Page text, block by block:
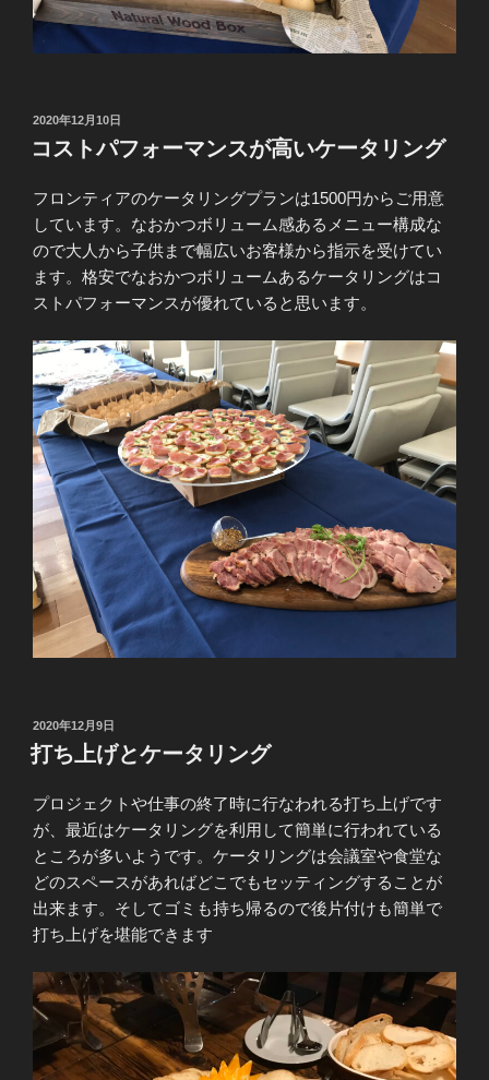
投
日:
2020年12月10日
コストパフォーマンスが高いケータリング
フロンティアのケータリングプランは1500円からご用意
しています。なおかつボリューム感あるメニュー構成な
ので大人から子供まで幅広いお客様から指示を受けてい
ます。格安でなおかつボリュームあるケータリングはコ
ストパフォーマンスが優れていると思います。
投
稿
日:
2020年12月9日
打ち上げとケータリング
プロジェクトや仕事の終了時に行なわれる打ち上げです
が、最近はケータリングを利用して簡単に行われている
ところが多いようです。ケータリングは会議室や食堂な
どのスペースがあればどこでもセッティングすることが
出来ます。そしてゴミも持ち帰るので後片付けも簡単で
打ち上げを堪能できます